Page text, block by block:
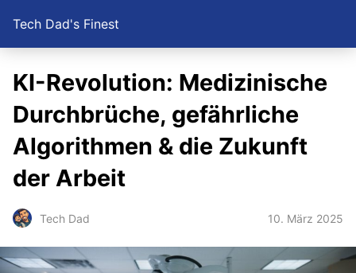
Tech Dad's Finest
KI-Revolution: Medizinische
Durchbrüche, gefährliche
Algorithmen & die Zukunft
der Arbeit
Tech Dad 10. März 2025